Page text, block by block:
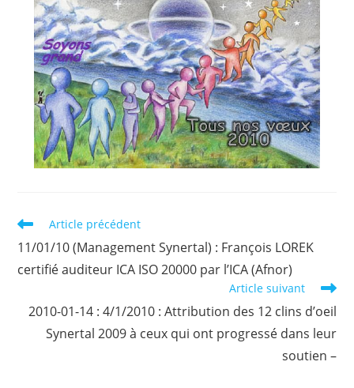
Read
articles
Article précédent
11/01/10 (Management Synertal) : François LOREK
certifié auditeur ICA ISO 20000 par l’ICA (Afnor)
Article suivant
2010-01-14 : 4/1/2010 : Attribution des 12 clins d’oeil
Synertal 2009 à ceux qui ont progressé dans leur
soutien –